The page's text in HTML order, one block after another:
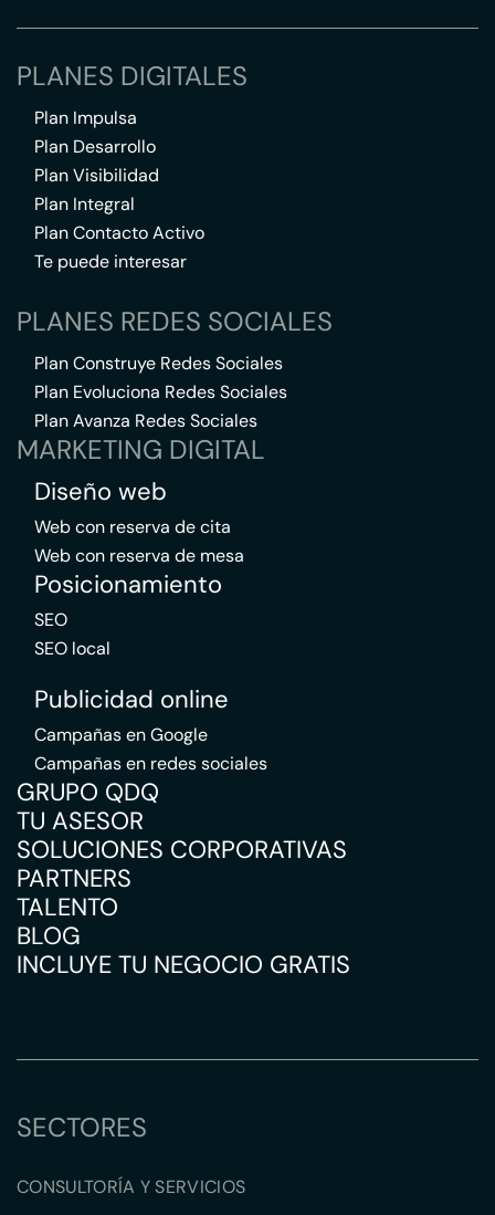
PLANES DIGITALES
Plan Impulsa
Plan Desarrollo
Plan Visibilidad
Plan Integral
Plan Contacto Activo
Te puede interesar
PLANES REDES SOCIALES
Plan Construye Redes Sociales
Plan Evoluciona Redes Sociales
Plan Avanza Redes Sociales
MARKETING DIGITAL
Diseño web
Web con reserva de cita
Web con reserva de mesa
Posicionamiento
SEO
SEO local
Publicidad online
Campañas en Google
Campañas en redes sociales
GRUPO QDQ
TU ASESOR
SOLUCIONES CORPORATIVAS
PARTNERS
TALENTO
BLOG
INCLUYE TU NEGOCIO GRATIS
SECTORES
CONSULTORÍA Y SERVICIOS